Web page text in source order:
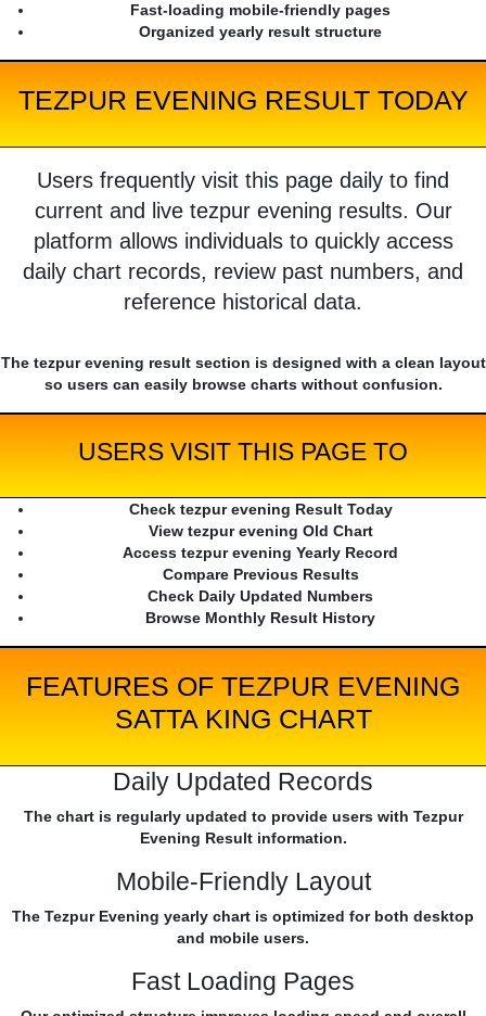
Fast-loading mobile-friendly pages
Organized yearly result structure
TEZPUR EVENING RESULT TODAY
Users frequently visit this page daily to find
current and live tezpur evening results. Our
platform allows individuals to quickly access
daily chart records, review past numbers, and
reference historical data.
The tezpur evening result section is designed with a clean layout
so users can easily browse charts without confusion.
USERS VISIT THIS PAGE TO
Check tezpur evening Result Today
View tezpur evening Old Chart
Access tezpur evening Yearly Record
Compare Previous Results
Check Daily Updated Numbers
Browse Monthly Result History
FEATURES OF TEZPUR EVENING
SATTA KING CHART
Daily Updated Records
The chart is regularly updated to provide users with Tezpur
Evening Result information.
Mobile-Friendly Layout
The Tezpur Evening yearly chart is optimized for both desktop
and mobile users.
Fast Loading Pages